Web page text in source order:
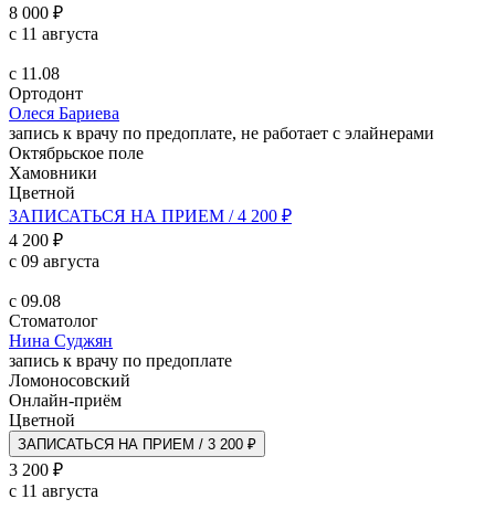
8 000 ₽
с 11 августа
с 11.08
Ортодонт
Олеся Бариева
запись к врачу по предоплате, не работает с элайнерами
Октябрьское поле
Хамовники
Цветной
ЗАПИСАТЬСЯ НА ПРИЕМ / 4 200 ₽
4 200 ₽
с 09 августа
с 09.08
Стоматолог
Нина Суджян
запись к врачу по предоплате
Ломоносовский
Онлайн-приём
Цветной
ЗАПИСАТЬСЯ НА ПРИЕМ / 3 200 ₽
3 200 ₽
с 11 августа